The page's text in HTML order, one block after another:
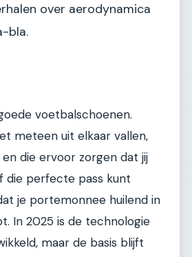
over aerodynamica
bla.
voetbalschoenen.
meteen uit elkaar vallen,
die ervoor zorgen dat jij
die perfecte pass kunt
je portemonnee huilend in
In 2025 is de technologie
maar de basis blijft